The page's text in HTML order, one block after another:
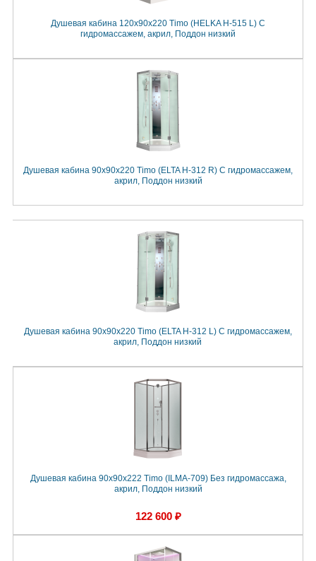
Душевая кабина 120x90x220 Timo (HELKA Н-515 L) С
гидромассажем, акрил, Поддон низкий
Душевая кабина 90x90x220 Timo (ELTA H-312 R) С гидромассажем,
акрил, Поддон низкий
Душевая кабина 90x90x220 Timo (ELTA H-312 L) С гидромассажем,
акрил, Поддон низкий
Душевая кабина 90x90x222 Timo (ILMA-709) Без гидромассажа,
акрил, Поддон низкий
122 600 ₽